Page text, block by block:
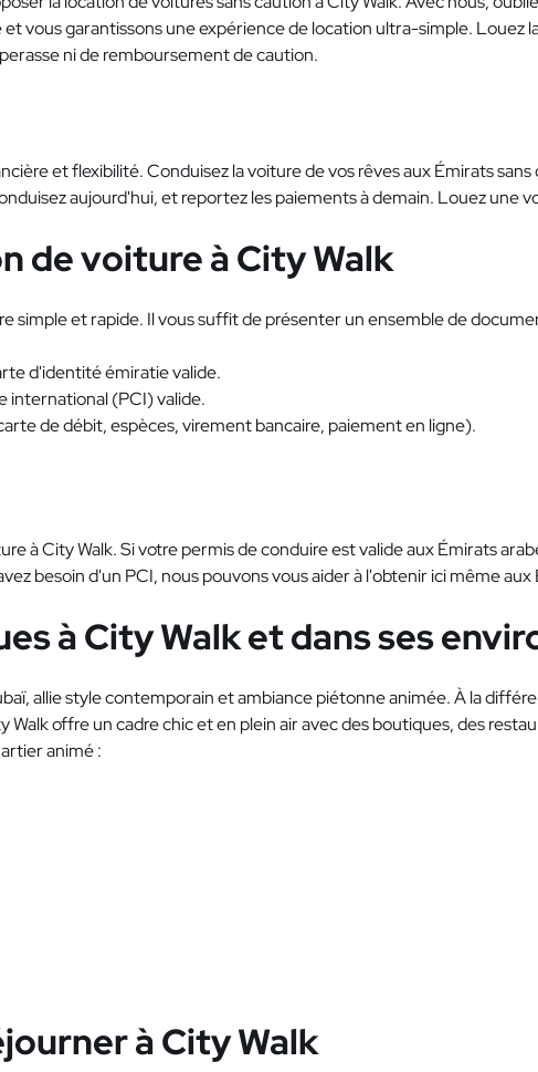
vous garantissons une expérience de location ultra-simple. Louez
ni de remboursement de caution.
et flexibilité. Conduisez la voiture de vos rêves aux Émirats
aujourd'hui, et reportez les paiements à demain. Louez une
de voiture à City Walk
simple et rapide. Il vous suffit de présenter un ensemble de
d'identité émiratie valide.
international (PCI) valide.
de débit, espèces, virement bancaire, paiement en ligne).
à City Walk. Si votre permis de conduire est valide aux Émirats
besoin d'un PCI, nous pouvons vous aider à l'obtenir ici même aux
à City Walk et dans ses
allie style contemporain et ambiance piétonne animée. À la
offre un cadre chic et en plein air avec des boutiques, des
animé :
à City Walk